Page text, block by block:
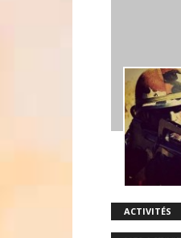
ACTIVITÉS